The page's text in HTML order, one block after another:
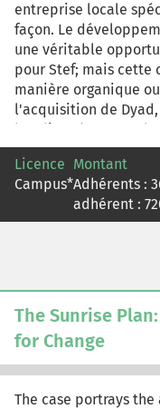
entreprise locale
façon. Le
une véritable
pour Stef; mais cette
manière organique
l'acquisition de
handicapés, au
la bonne cible pour
capable de capter le
détruire son modèle ?
Licence
Campus*
Montant
Adhérents :
adhérent :
The Sunrise
for Change
The case portrays